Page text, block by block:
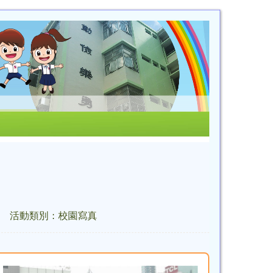
活動類別：校園寫真